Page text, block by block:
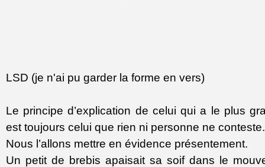
LSD (je n'ai pu garder la forme en vers)
Le principe d’explication de celui qui a le plus
est toujours celui que rien ni personne ne conteste.
Nous l’allons mettre en évidence présentement.
Un petit de brebis apaisait sa soif dans le